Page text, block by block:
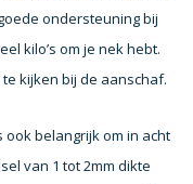
ondersteuning bij
kilo’s om je nek hebt.
kijken bij de aanschaf.
belangrijk om in acht
van 1 tot 2mm dikte